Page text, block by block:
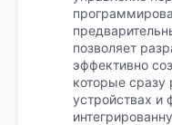
позволяет
эффективно
которые сразу
устройствах и